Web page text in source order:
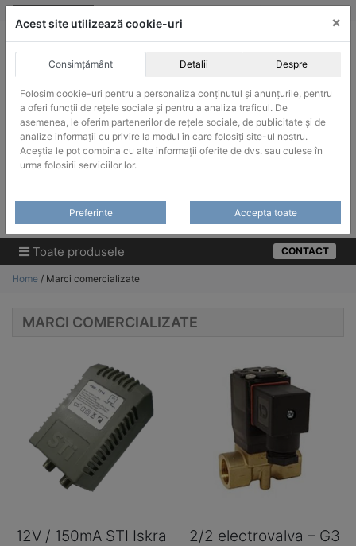
Skip
ACHIZITII PUBLICE
Produsele pot fi achizitionate si in sistemul SEAP / SICAP
Products
Toate produsele CONTACT
Home / Marci comercializate
MARCI COMERCIALIZATE
12V / 150mA STI Iskra
2/2 electrovalva – G3
Acest site utilizează cookie-uri ×
Consimțământ Detalii Despre
Folosim cookie-uri pentru a personaliza conținutul și anunțurile, pentru
a oferi funcții de rețele sociale și pentru a analiza traficul. De
asemenea, le oferim partenerilor de rețele sociale, de publicitate și de
analize informații cu privire la modul în care folosiți site-ul nostru.
Aceștia le pot combina cu alte informații oferite de dvs. sau culese în
urma folosirii serviciilor lor.
Preferinte Accepta toate